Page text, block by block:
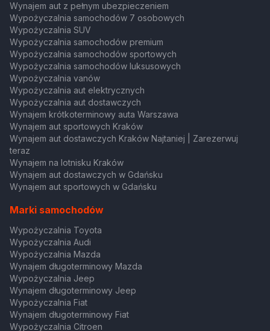
Wynajem aut z pełnym ubezpieczeniem
Wypożyczalnia samochodów 7 osobowych
Wypożyczalnia SUV
Wypożyczalnia samochodów premium
Wypożyczalnia samochodów sportowych
Wypożyczalnia samochodów luksusowych
Wypożyczalnia vanów
Wypożyczalnia aut elektrycznych
Wypożyczalnia aut dostawczych
Wynajem krótkoterminowy auta Warszawa
Wynajem aut sportowych Kraków
Wynajem aut dostawczych Kraków Najtaniej | Zarezerwuj
teraz
Wynajem na lotnisku Kraków
Wynajem aut dostawczych w Gdańsku
Wynajem aut sportowych w Gdańsku
Marki samochodów
Wypożyczalnia Toyota
Wypożyczalnia Audi
Wypożyczalnia Mazda
Wynajem długoterminowy Mazda
Wypożyczalnia Jeep
Wynajem długoterminowy Jeep
Wypożyczalnia Fiat
Wynajem długoterminowy Fiat
Wypożyczalnia Citroen